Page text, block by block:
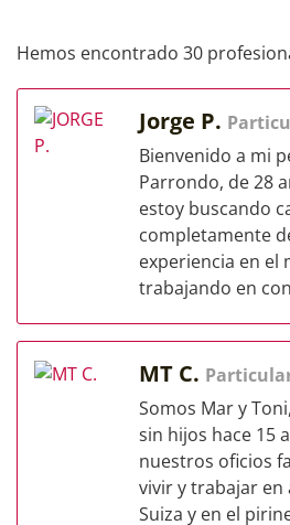
Hemos encontrado 30
Jorge P.
Bienvenido a mi
Parrondo, de 28
estoy buscando
completamente
experiencia en
trabajando en
MT C.
Somos Mar y
sin hijos hace 15
nuestros oficios
vivir y trabajar
Suiza y en el